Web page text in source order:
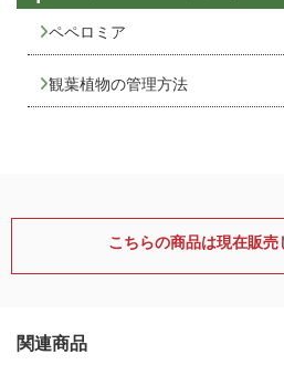
ペペロミア
観葉植物の管理方法
こちらの商品は現在販
関連商品